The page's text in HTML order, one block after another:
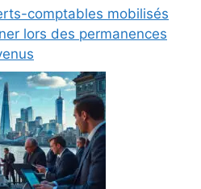
comptables mobilisés
lors des permanences